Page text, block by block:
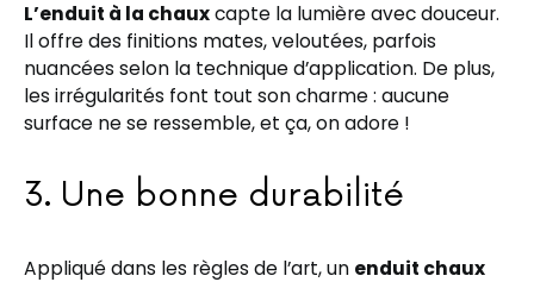
L’enduit à la chauxcapte la lumière avec douceur.
Il offre des finitions mates, veloutées, parfois
nuancées selon la technique d’application. De plus,
les irrégularités font tout son charme : aucune
surface ne se ressemble, et ça, on adore !
3. Une bonne durabilité
Appliqué dans les règles de l’art, un enduit chaux